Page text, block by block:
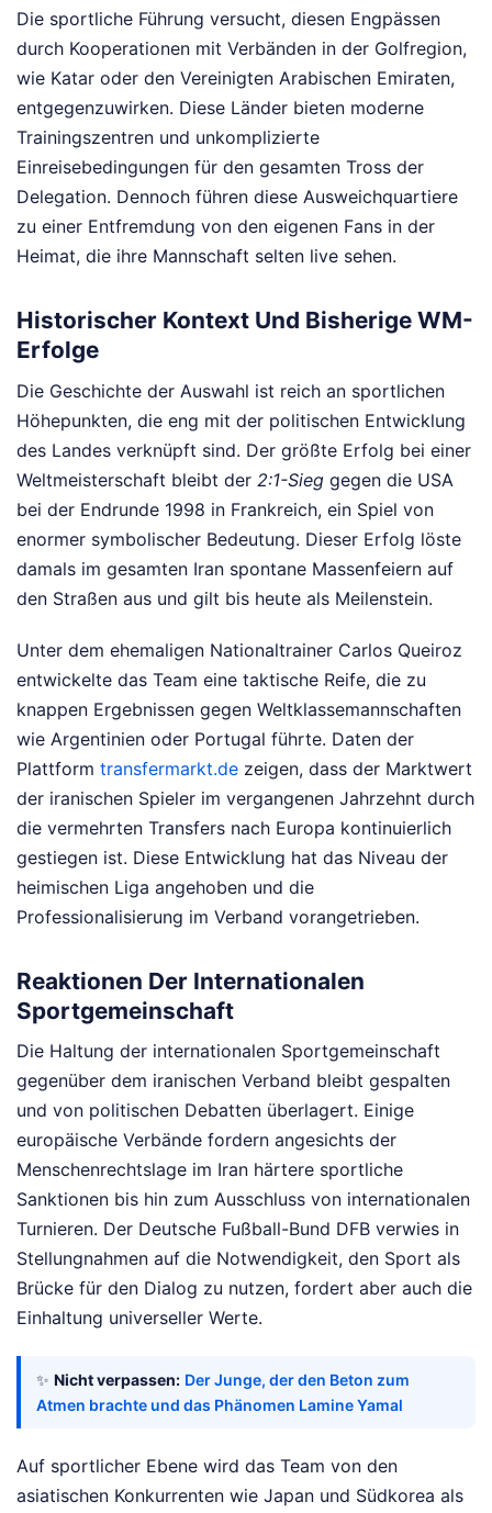
Die sportliche Führung versucht, diesen Engpässen
durch Kooperationen mit Verbänden in der Golfregion,
wie Katar oder den Vereinigten Arabischen Emiraten,
entgegenzuwirken. Diese Länder bieten moderne
Trainingszentren und unkomplizierte
Einreisebedingungen für den gesamten Tross der
Delegation. Dennoch führen diese Ausweichquartiere
zu einer Entfremdung von den eigenen Fans in der
Heimat, die ihre Mannschaft selten live sehen.
Historischer Kontext Und Bisherige WM-
Erfolge
Die Geschichte der Auswahl ist reich an sportlichen
Höhepunkten, die eng mit der politischen Entwicklung
des Landes verknüpft sind. Der größte Erfolg bei einer
Weltmeisterschaft bleibt der 2:1-Sieg gegen die USA
bei der Endrunde 1998 in Frankreich, ein Spiel von
enormer symbolischer Bedeutung. Dieser Erfolg löste
damals im gesamten Iran spontane Massenfeiern auf
den Straßen aus und gilt bis heute als Meilenstein.
Unter dem ehemaligen Nationaltrainer Carlos Queiroz
entwickelte das Team eine taktische Reife, die zu
knappen Ergebnissen gegen Weltklassemannschaften
wie Argentinien oder Portugal führte. Daten der
Plattform transfermarkt.de zeigen, dass der Marktwert
der iranischen Spieler im vergangenen Jahrzehnt durch
die vermehrten Transfers nach Europa kontinuierlich
gestiegen ist. Diese Entwicklung hat das Niveau der
heimischen Liga angehoben und die
Professionalisierung im Verband vorangetrieben.
Reaktionen Der Internationalen
Sportgemeinschaft
Die Haltung der internationalen Sportgemeinschaft
gegenüber dem iranischen Verband bleibt gespalten
und von politischen Debatten überlagert. Einige
europäische Verbände fordern angesichts der
Menschenrechtslage im Iran härtere sportliche
Sanktionen bis hin zum Ausschluss von internationalen
Turnieren. Der Deutsche Fußball-Bund DFB verwies in
Stellungnahmen auf die Notwendigkeit, den Sport als
Brücke für den Dialog zu nutzen, fordert aber auch die
Einhaltung universeller Werte.
✨ Nicht verpassen: Der Junge, der den Beton zum
Atmen brachte und das Phänomen Lamine Yamal
Auf sportlicher Ebene wird das Team von den
asiatischen Konkurrenten wie Japan und Südkorea als